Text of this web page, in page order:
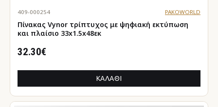
409-000254 PAKOWORLD
Πίνακας Vynor τρίπτυχος με ψηφιακή εκτύπωση
και πλαίσιο 33x1.5x48εκ
32.30€
ΚΑΛΆΘΙ